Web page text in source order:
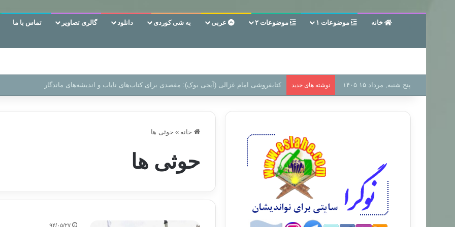
خانه موضوعات ۱ موضوعات ۲ عربی به شی کوردی دانلود گالری تصاویر تماس با ما
پنج شنبه, مرداد ۱۵ ۱۴۰۵ نوشته های جدید سر دفتر فساد در زمین‌، دوری وکناره‌گیری از راه خداست‌!
خانه » حوثی ها
حوثی ها
۹۴/۰۵/۲۷